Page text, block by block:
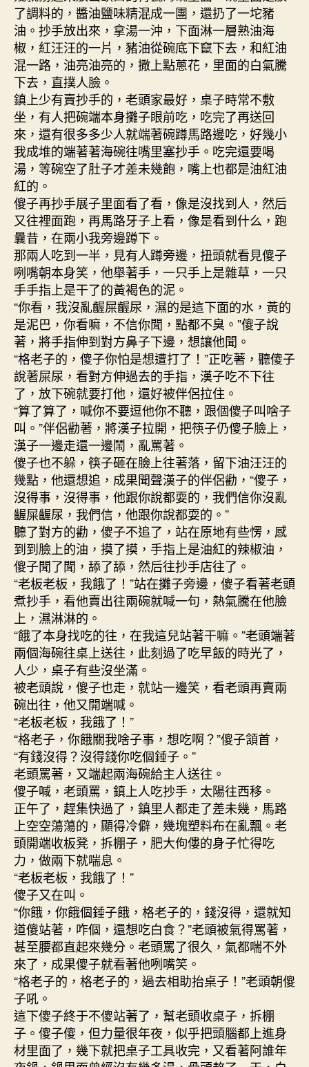
了調料的，醬油鹽味精混成一團，還扔了一坨豬
油。抄手放出來，拿湯一沖，下面淋一層熟油海
椒，紅汪汪的一片，豬油從碗底下竄下去，和紅油
混一路，油亮油亮的，撒上點蔥花，里面的白氣騰
下去，直撲人臉。
鎮上少有賣抄手的，老頭家最好，桌子時常不敷
坐，有人把碗端本身攤子眼前吃，吃完了再送回
來，還有很多多少人就端著碗蹲馬路邊吃，好幾小
我成堆的端著著海碗往嘴里塞抄手。吃完還要喝
湯，等碗空了肚子才差未幾飽，嘴上也都是油紅油
紅的。
傻子再抄手展子里面看了看，像是沒找到人，然后
又往裡面跑，再馬路牙子上看，像是看到什么，跑
曩昔，在兩小我旁邊蹲下。
那兩人吃到一半，見有人蹲旁邊，扭頭就看見傻子
咧嘴朝本身笑，他舉著手，一只手上是雜草，一只
手手指上是干了的黃褐色的泥。
“你看，我沒亂齷屎齷尿，濕的是這下面的水，黃的
是泥巴，你看嘛，不信你聞，點都不臭。”傻子說
著，將手指伸到對方鼻子下邊，想讓他聞。
“格老子的，傻子你怕是想遭打了！”正吃著，聽傻子
說著屎尿，看對方伸過去的手指，漢子吃不下往
了，放下碗就要打他，還好被伴侶拉住。
“算了算了，喊你不要逗他你不聽，跟個傻子叫啥子
叫。”伴侶勸著，將漢子拉開，把筷子仍傻子臉上，
漢子一邊走還一邊鬧，亂罵著。
傻子也不躲，筷子砸在臉上往著落，留下油汪汪的
幾點，他還想追，成果聞聲漢子的伴侶勸，“傻子，
沒得事，沒得事，他跟你說都耍的，我們信你沒亂
齷屎齷尿，我們信，他跟你說都耍的。”
聽了對方的勸，傻子不追了，站在原地有些愣，感
到到臉上的油，摸了摸，手指上是油紅的辣椒油，
傻子聞了聞，舔了舔，然后往抄手店往了。
“老板老板，我餓了！”站在攤子旁邊，傻子看著老頭
煮抄手，看他賣出往兩碗就喊一句，熱氣騰在他臉
上，濕淋淋的。
“餓了本身找吃的往，在我這兒站著干嘛。”老頭端著
兩個海碗往桌上送往，此刻過了吃早飯的時光了，
人少，桌子有些沒坐滿。
被老頭說，傻子也走，就站一邊笑，看老頭再賣兩
碗出往，他又開端喊。
“老板老板，我餓了！”
“格老子，你餓關我啥子事，想吃啊？”傻子頷首，
“有錢沒得？沒得錢你吃個錘子。”
老頭罵著，又端起兩海碗給主人送往。
傻子喊，老頭罵，鎮上人吃抄手，太陽往西移。
正午了，趕集快過了，鎮里人都走了差未幾，馬路
上空空蕩蕩的，顯得冷僻，幾塊塑料布在亂飄。老
頭開端收板凳，拆棚子，肥大佝僂的身子忙得吃
力，做兩下就喘息。
“老板老板，我餓了！”
傻子又在叫。
“你餓，你餓個錘子餓，格老子的，錢沒得，還就知
道傻站著，咋個，還想吃白食？”老頭被氣得罵著，
甚至腰都直起來幾分。老頭罵了很久，氣都喘不外
來了，成果傻子就看著他咧嘴笑。
“格老子的，格老子的，過去相助抬桌子！”老頭朝傻
子吼。
這下傻子終于不傻站著了，幫老頭收桌子，拆棚
子。傻子傻，但力量很年夜，似乎把頭腦都上進身
材里面了，幾下就把桌子工具收完，又看著阿誰年